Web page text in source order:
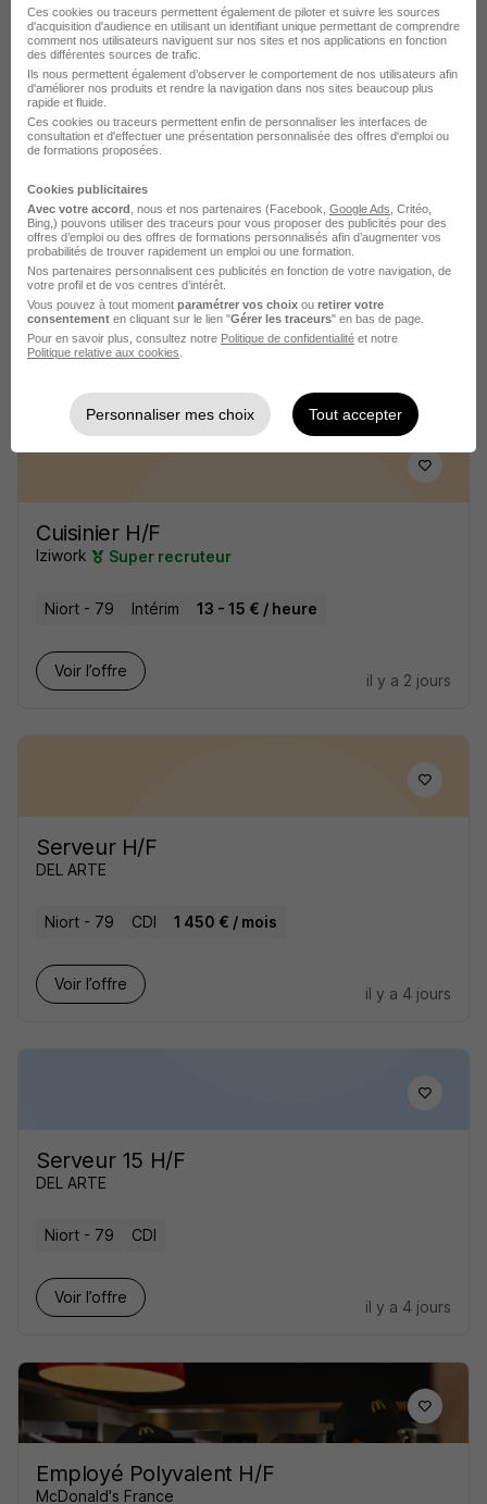
Voir l’offre
il y a 2 jours
Second de Cuisine H/F
Api Restauration Super recruteur
Niort - 79 CDI 2 076 € / mois
Voir l’offre
Cuisinier H/F
Iziwork Super recruteur
Niort - 79 Intérim 13 - 15 € / heure
Voir l’offre
il y a 2 jours
Serveur H/F
DEL ARTE
Niort - 79 CDI 1 450 € / mois
Voir l’offre
il y a 4 jours
Serveur 15 H/F
DEL ARTE
Niort - 79 CDI
Voir l’offre
il y a 4 jours
Employé Polyvalent H/F
McDonald's France
Ces cookies ou traceurs permettent également de piloter et suivre les sources
d'acquisition d'audience en utilisant un identifiant unique permettant de comprendre
comment nos utilisateurs naviguent sur nos sites et nos applications en fonction
des différentes sources de trafic.
Ils nous permettent également d’observer le comportement de nos utilisateurs afin
d'améliorer nos produits et rendre la navigation dans nos sites beaucoup plus
rapide et fluide.
Ces cookies ou traceurs permettent enfin de personnaliser les interfaces de
consultation et d'effectuer une présentation personnalisée des offres d'emploi ou
de formations proposées.
Cookies publicitaires
Avec votre accord , nous et nos partenaires (Facebook, Google Ads , Critéo,
Bing,) pouvons utiliser des traceurs pour vous proposer des publicités pour des
offres d’emploi ou des offres de formations personnalisés afin d’augmenter vos
probabilités de trouver rapidement un emploi ou une formation.
Nos partenaires personnalisent ces publicités en fonction de votre navigation, de
votre profil et de vos centres d’intérêt.
Vous pouvez à tout moment paramétrer vos choix ou retirer votre
consentement en cliquant sur le lien "Gérer les traceurs" en bas de page.
Pour en savoir plus, consultez notre Politique de confidentialité et notre
Politique relative aux cookies
Personnaliser mes choix Tout accepter